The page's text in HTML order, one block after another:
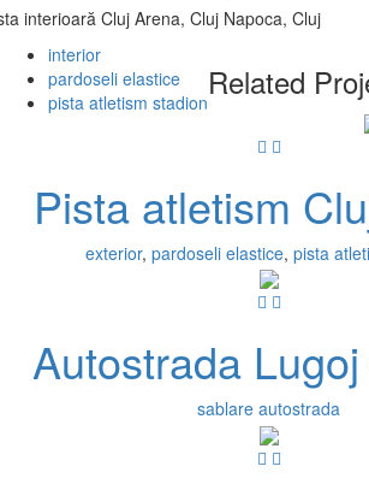
interioară Cluj Arena, Cluj Napoca, Cluj
interior
pardoseli elastice
pista atletism stadionRelated
Pista atletism
exterior, pardoseli elastice, pista
Autostrada
sablare autostrada